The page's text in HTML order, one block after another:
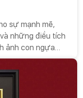
sự mạnh mẽ,
những điều tích
ảnh con ngựa
phú và được văn
cực.